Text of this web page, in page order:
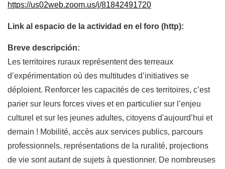
https://us02web.zoom.us/j/81842491720
Link al espacio de la actividad en el foro (http):
Breve descripción:
Les territoires ruraux représentent des terreaux
d’expérimentation où des multitudes d’initiatives se
déploient. Renforcer les capacités de ces territoires, c’est
parier sur leurs forces vives et en particulier sur l’enjeu
culturel et sur les jeunes adultes, citoyens d'aujourd’hui et
demain ! Mobilité, accès aux services publics, parcours
professionnels, représentations de la ruralité, projections
de vie sont autant de sujets à questionner. De nombreuses